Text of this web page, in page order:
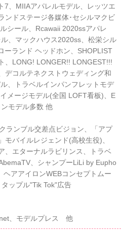
7、MIIAアパレルモデル、レッツエ
ンドステージ各媒体･セシルマクビ
シール、Rcawaii 2020ssアパレ
、マックハウス2020ss、松栄シル
ーランド ヘッドホン、SHOPLIST
、LONG! LONGER!! LONGEST!!!
デコルテネクストウェディング和
、トラベルインパンフレットモデ
メージモデル(全国 LOFT看板)、E
モデル多数 他
ランブル交差点ビジョン、「アプ
モバイルレジェンド(高校生役)、
、エターナルラビリンス、トラベ
、シャンプーLiLi by Eupho
アアイロンWEBコンセプトムー
ップル"Tik Tok"広告
net、モデルプレス 他